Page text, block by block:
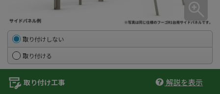
取り付けしない
取り付ける
取り付け工事 解説を表示